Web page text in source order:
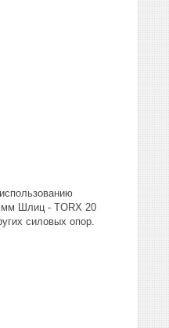
мм Шлиц - TORX 20
силовых опор.